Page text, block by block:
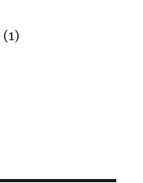
(1)